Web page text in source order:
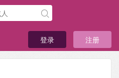
登录 注册